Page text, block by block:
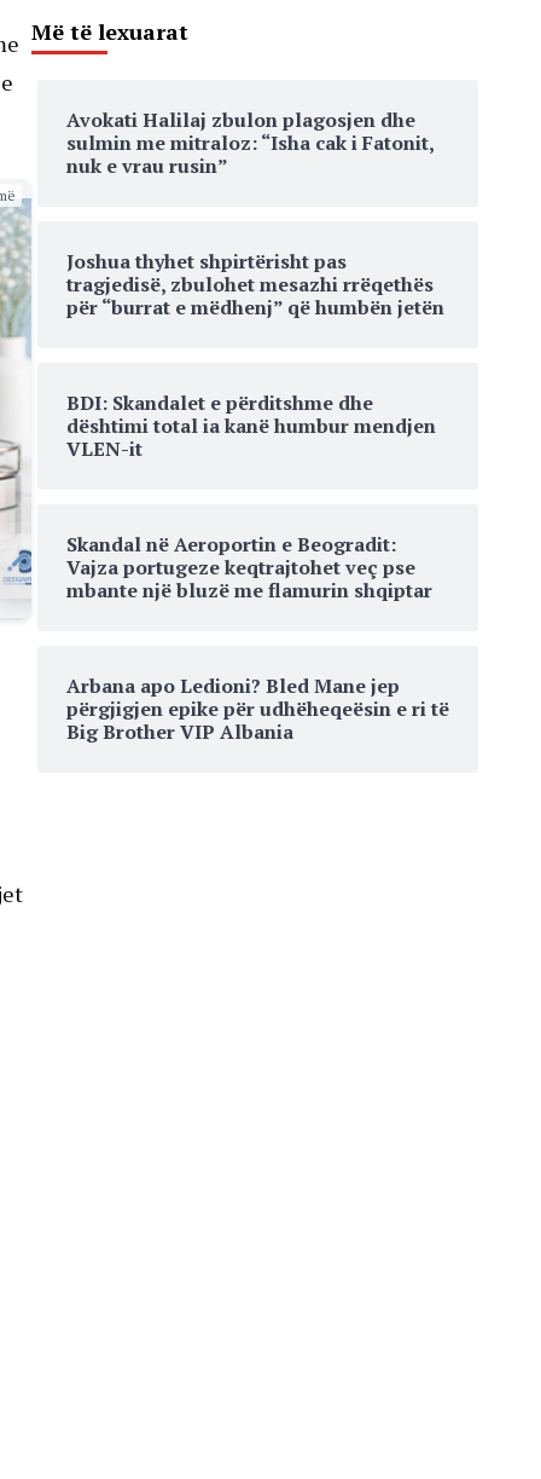
Më të lexuarat
Avokati Halilaj zbulon plagosjen dhe
sulmin me mitraloz: “Isha cak i Fatonit,
nuk e vrau rusin”
Joshua thyhet shpirtërisht pas
tragjedisë, zbulohet mesazhi rrëqethës
për “burrat e mëdhenj” që humbën jetën
BDI: Skandalet e përditshme dhe
dështimi total ia kanë humbur mendjen
VLEN-it
Skandal në Aeroportin e Beogradit:
Vajza portugeze keqtrajtohet veç pse
mbante një bluzë me flamurin shqiptar
Arbana apo Ledioni? Bled Mane jep
përgjigjen epike për udhëheqeësin e ri të
Big Brother VIP Albania